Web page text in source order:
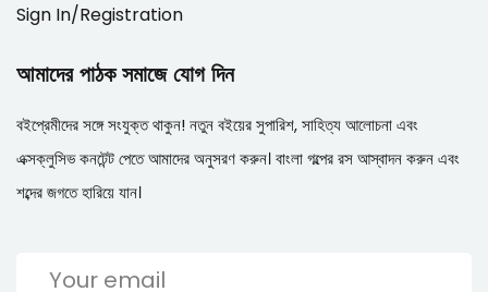
Sign In/Registration
আমাদের পাঠক সমাজে যোগ দিন
বইপ্রেমীদের সঙ্গে সংযুক্ত থাকুন! নতুন বইয়ের সুপারিশ, সাহিত্য আলোচনা এবং
এক্সক্লুসিভ কনটেন্ট পেতে আমাদের অনুসরণ করুন। বাংলা গল্পের রস আস্বাদন করুন এবং
শব্দের জগতে হারিয়ে যান।